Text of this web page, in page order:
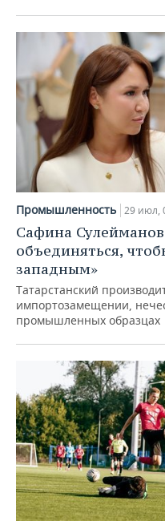
Промышленность 29 июл,
Сафина
объединяться,
западным»
Татарстанский
импортозамещении,
промышленных образцах